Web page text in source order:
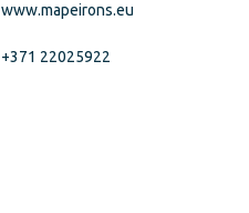
www.mapeirons.eu
+371 22025922